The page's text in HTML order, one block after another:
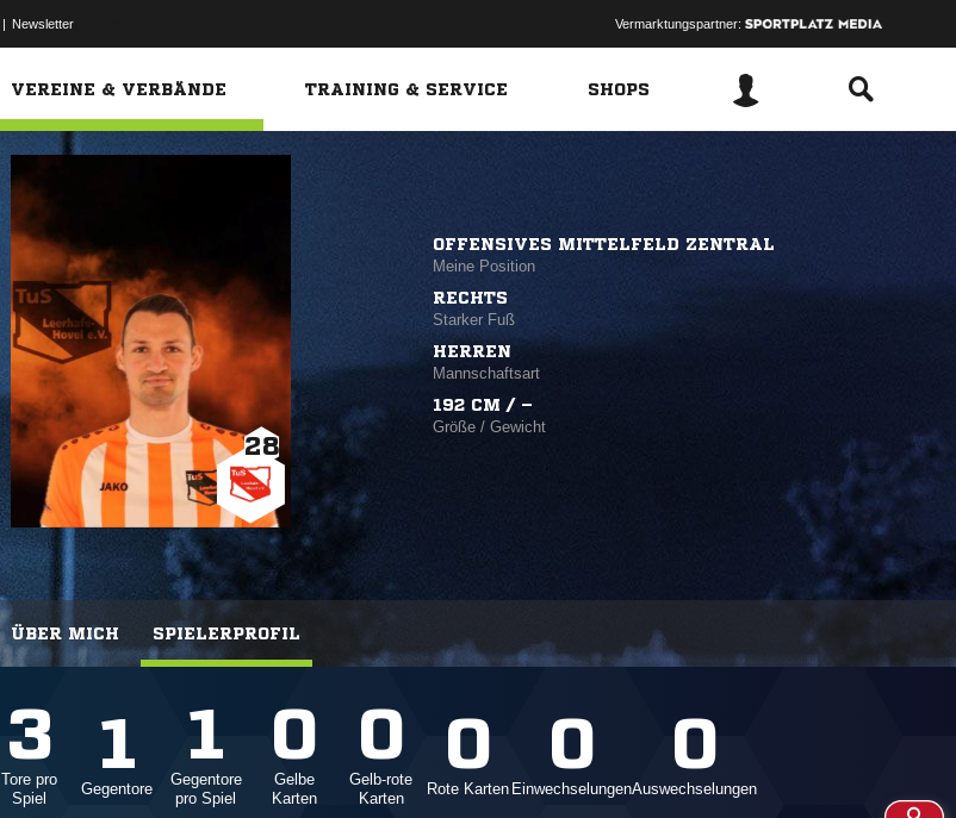
| Newsletter Vermarktungspartner:
VEREINE & VERBÄNDE TRAINING & SERVICE SHOPS
ÜBER MICH SPIELERPROFIL
28
OFFENSIVES MITTELFELD ZENTRAL
Meine Position
RECHTS
Starker Fuß
HERREN
Mannschaftsart
192 CM / –
Größe / Gewicht
3
Tore pro
Spiel
1
Gegentore
1
Gegentore
pro Spiel
0
Gelbe
Karten
0
Gelb-rote
Karten
0
Rote Karten
0
Einwechselungen
0
Auswechselungen